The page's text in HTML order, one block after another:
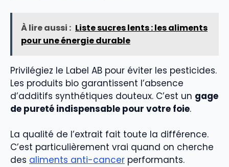
À lire aussi : Liste sucres lents : les aliments
pour une énergie durable
Privilégiez le Label AB pour éviter les pesticides.
Les produits bio garantissent l’absence
d’additifs synthétiques douteux. C’est un gage
de pureté indispensable pour votre foie.
La qualité de l’extrait fait toute la différence.
C’est particulièrement vrai quand on cherche
des aliments anti-cancer performants.